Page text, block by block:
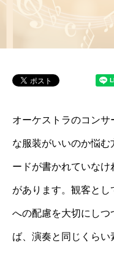
オーケストラのコンサ
な服装がいいのか悩む
ードが書かれていな
があります。観客とし
への配慮を大切にし
ば、演奏と同じくら